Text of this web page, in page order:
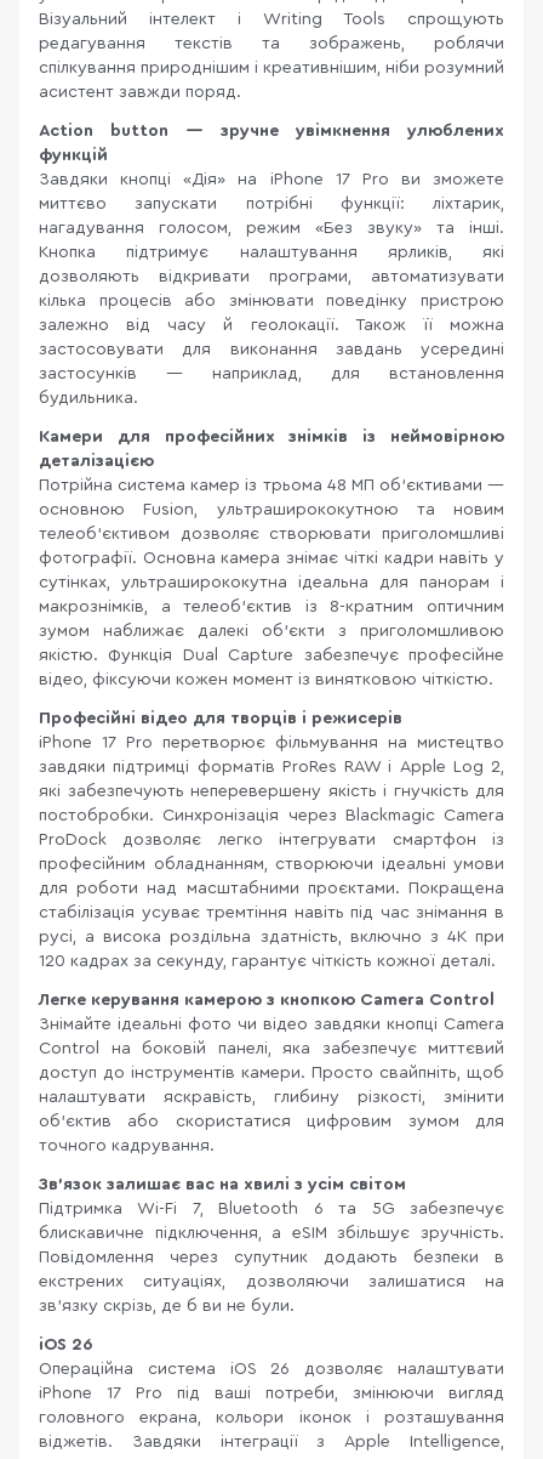
Візуальний інтелект і Writing Tools спрощують
редагування текстів та зображень, роблячи
спілкування природнішим і креативнішим, ніби розумний
асистент завжди поряд.
Action button — зручне увімкнення улюблених
функцій
Завдяки кнопці «Дія» на iPhone 17 Pro ви зможете
миттєво запускати потрібні функції: ліхтарик,
нагадування голосом, режим «Без звуку» та інші.
Кнопка підтримує налаштування ярликів, які
дозволяють відкривати програми, автоматизувати
кілька процесів або змінювати поведінку пристрою
залежно від часу й геолокації. Також її можна
застосовувати для виконання завдань усередині
застосунків — наприклад, для встановлення
будильника.
Камери для професійних знімків із неймовірною
деталізацією
Потрійна система камер із трьома 48 МП об’єктивами —
основною Fusion, ультраширококутною та новим
телеоб’єктивом дозволяє створювати приголомшливі
фотографії. Основна камера знімає чіткі кадри навіть у
сутінках, ультраширококутна ідеальна для панорам і
макрознімків, а телеоб’єктив із 8-кратним оптичним
зумом наближає далекі об’єкти з приголомшливою
якістю. Функція Dual Capture забезпечує професійне
відео, фіксуючи кожен момент із винятковою чіткістю.
Професійні відео для творців і режисерів
iPhone 17 Pro перетворює фільмування на мистецтво
завдяки підтримці форматів ProRes RAW і Apple Log 2,
які забезпечують неперевершену якість і гнучкість для
постобробки. Синхронізація через Blackmagic Camera
ProDock дозволяє легко інтегрувати смартфон із
професійним обладнанням, створюючи ідеальні умови
для роботи над масштабними проєктами. Покращена
стабілізація усуває тремтіння навіть під час знімання в
русі, а висока роздільна здатність, включно з 4K при
120 кадрах за секунду, гарантує чіткість кожної деталі.
Легке керування камерою з кнопкою Camera Control
Знімайте ідеальні фото чи відео завдяки кнопці Camera
Control на боковій панелі, яка забезпечує миттєвий
доступ до інструментів камери. Просто свайпніть, щоб
налаштувати яскравість, глибину різкості, змінити
об’єктив або скористатися цифровим зумом для
точного кадрування.
Зв'язок залишає вас на хвилі з усім світом
Підтримка Wi-Fi 7, Bluetooth 6 та 5G забезпечує
блискавичне підключення, а eSIM збільшує зручність.
Повідомлення через супутник додають безпеки в
екстрених ситуаціях, дозволяючи залишатися на
зв'язку скрізь, де б ви не були.
iOS 26
Операційна система iOS 26 дозволяє налаштувати
iPhone 17 Pro під ваші потреби, змінюючи вигляд
головного екрана, кольори іконок і розташування
віджетів. Завдяки інтеграції з Apple Intelligence,